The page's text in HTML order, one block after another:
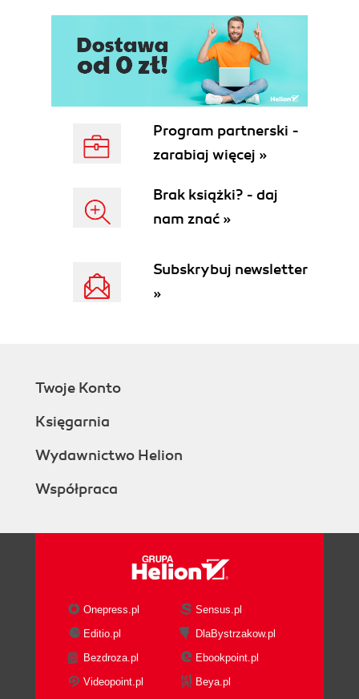
Program partnerski -
zarabiaj więcej »
Brak książki? - daj
nam znać »
Subskrybuj newsletter
»
Twoje Konto
Księgarnia
Wydawnictwo Helion
Współpraca
Onepress.pl
Sensus.pl
Editio.pl
DlaBystrzakow.pl
Bezdroza.pl
Ebookpoint.pl
Videopoint.pl
Beya.pl